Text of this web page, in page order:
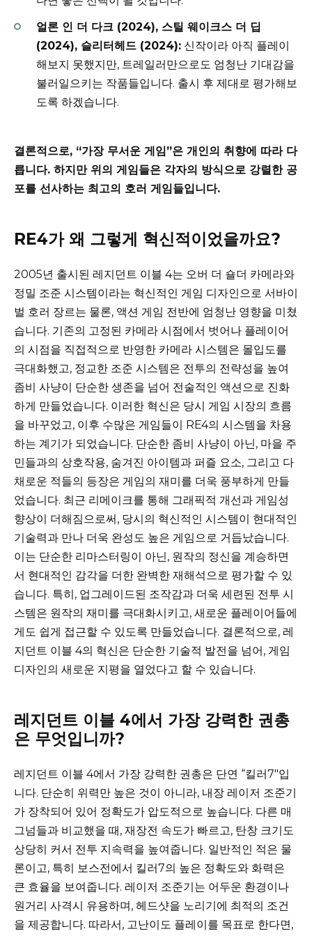
얼론 인 더 다크 (2024), 스틸 웨이크스 더 딥
(2024), 슬리터헤드 (2024): 신작이라 아직 플레이
해보지 못했지만, 트레일러만으로도 엄청난 기대감을
불러일으키는 작품들입니다. 출시 후 제대로 평가해보
도록 하겠습니다.
결론적으로, “가장 무서운 게임”은 개인의 취향에 따라 다
릅니다. 하지만 위의 게임들은 각자의 방식으로 강렬한 공
포를 선사하는 최고의 호러 게임들입니다.
RE4가 왜 그렇게 혁신적이었을까요?
2005년 출시된 레지던트 이블 4는 오버 더 숄더 카메라와
정밀 조준 시스템이라는 혁신적인 게임 디자인으로 서바이
벌 호러 장르는 물론, 액션 게임 전반에 엄청난 영향을 미쳤
습니다. 기존의 고정된 카메라 시점에서 벗어나 플레이어
의 시점을 직접적으로 반영한 카메라 시스템은 몰입도를
극대화했고, 정교한 조준 시스템은 전투의 전략성을 높여
좀비 사냥이 단순한 생존을 넘어 전술적인 액션으로 진화
하게 만들었습니다. 이러한 혁신은 당시 게임 시장의 흐름
을 바꾸었고, 이후 수많은 게임들이 RE4의 시스템을 차용
하는 계기가 되었습니다. 단순한 좀비 사냥이 아닌, 마을 주
민들과의 상호작용, 숨겨진 아이템과 퍼즐 요소, 그리고 다
채로운 적들의 등장은 게임의 재미를 더욱 풍부하게 만들
었습니다. 최근 리메이크를 통해 그래픽적 개선과 게임성
향상이 더해짐으로써, 당시의 혁신적인 시스템이 현대적인
기술력과 만나 더욱 완성도 높은 게임으로 거듭났습니다.
이는 단순한 리마스터링이 아닌, 원작의 정신을 계승하면
서 현대적인 감각을 더한 완벽한 재해석으로 평가할 수 있
습니다. 특히, 업그레이드된 조작감과 더욱 세련된 전투 시
스템은 원작의 재미를 극대화시키고, 새로운 플레이어들에
게도 쉽게 접근할 수 있도록 만들었습니다. 결론적으로, 레
지던트 이블 4의 혁신은 단순한 기술적 발전을 넘어, 게임
디자인의 새로운 지평을 열었다고 할 수 있습니다.
레지던트 이블 4에서 가장 강력한 권총
은 무엇입니까?
레지던트 이블 4에서 가장 강력한 권총은 단연 “킬러7″입
니다. 단순히 위력만 높은 것이 아니라, 내장 레이저 조준기
가 장착되어 있어 정확도가 압도적으로 높습니다. 다른 매
그넘들과 비교했을 때, 재장전 속도가 빠르고, 탄창 크기도
상당히 커서 전투 지속력을 높여줍니다. 일반적인 적은 물
론이고, 특히 보스전에서 킬러7의 높은 정확도와 화력은
큰 효율을 보여줍니다. 레이저 조준기는 어두운 환경이나
원거리 사격시 유용하며, 헤드샷을 노리기에 최적의 조건
을 제공합니다. 따라서, 고난이도 플레이를 목표로 한다면,